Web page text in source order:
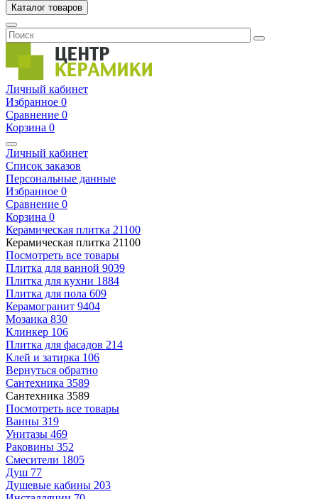
Каталог товаров
Личный кабинет
Избранное 0
Сравнение 0
Корзина 0
Личный кабинет
Список заказов
Персональные данные
Избранное 0
Сравнение 0
Корзина 0
Керамическая плитка 21100
Керамическая плитка 21100
Посмотреть все товары
Плитка для ванной 9039
Плитка для кухни 1884
Плитка для пола 609
Керамогранит 9404
Мозаика 830
Клинкер 106
Плитка для фасадов 214
Клей и затирка 106
Вернуться обратно
Сантехника 3589
Сантехника 3589
Посмотреть все товары
Ванны 319
Унитазы 469
Раковины 352
Смесители 1805
Душ 77
Душевые кабины 203